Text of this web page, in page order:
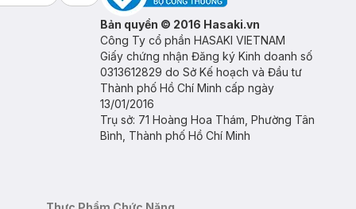
Bản quyền © 2016 Hasaki.vn
Công Ty cổ phần HASAKI VIETNAM
Giấy chứng nhận Đăng ký Kinh doanh số
0313612829 do Sở Kế hoạch và Đầu tư
Thành phố Hồ Chí Minh cấp ngày
13/01/2016
Trụ sở: 71 Hoàng Hoa Thám, Phường Tân
Bình, Thành phố Hồ Chí Minh